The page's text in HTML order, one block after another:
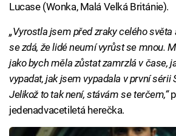
Lucase (Wonka, Malá Velká Británie).
„Vyrostla jsem před zraky celého světa
se zdá, že lidé neumí vyrůst se mnou.
jako bych měla zůstat zamrzlá v čase,
vypadat, jak jsem vypadala v první sérii
Jelikož to tak není, stávám se terčem,“
jedenadvacetiletá herečka.